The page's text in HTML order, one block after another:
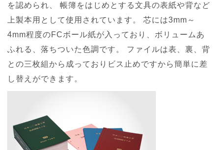
を認められ、 帳簿をはじめとする文具の表紙や背など
上製本用として使用されています。 芯には3mm～
4mm程度のFCボール紙が入っており、ボリュームあ
ふれる、落ちついた色調です。 ファイルは表、裏、背
との三枚組から成っておりビス止めですから簡単に差
し替えができます。